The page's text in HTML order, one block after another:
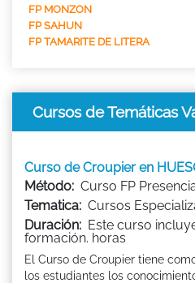
FP MONZON
FP SAHUN
FP TAMARITE DE LITERA
Cursos de Temáticas
Curso de Croupier en
Método: Curso FP
Tematica: Cursos
Duración: Este curso
formación. horas
El Curso de Croupier tiene
los estudiantes los